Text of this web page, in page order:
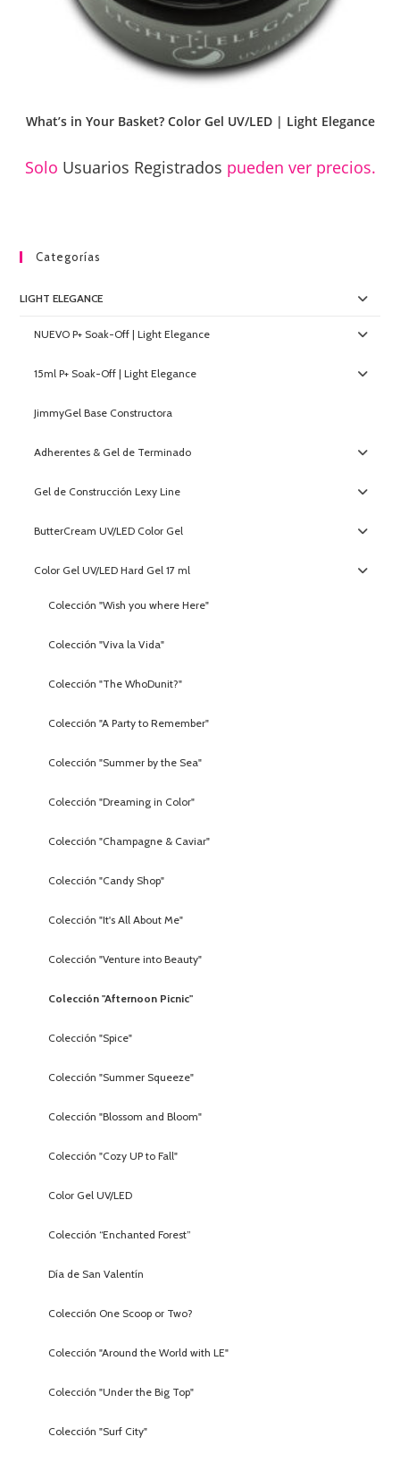
What’s in Your Basket? Color Gel UV/LED | Light Elegance
Solo Usuarios Registrados pueden ver precios.
Categorías
LIGHT ELEGANCE
NUEVO P+ Soak-Off | Light Elegance
15ml P+ Soak-Off | Light Elegance
JimmyGel Base Constructora
Adherentes & Gel de Terminado
Gel de Construcción Lexy Line
ButterCream UV/LED Color Gel
Color Gel UV/LED Hard Gel 17 ml
Colección "Wish you where Here"
Colección "Viva la Vida"
Colección "The WhoDunit?"
Colección "A Party to Remember"
Colección "Summer by the Sea"
Colección "Dreaming in Color"
Colección "Champagne & Caviar"
Colección "Candy Shop"
Colección "It's All About Me"
Colección "Venture into Beauty"
Colección "Afternoon Picnic"
Colección "Spice"
Colección "Summer Squeeze"
Colección "Blossom and Bloom"
Colección "Cozy UP to Fall"
Color Gel UV/LED
Colección “Enchanted Forest”
Día de San Valentín
Colección One Scoop or Two?
Colección "Around the World with LE"
Colección "Under the Big Top"
Colección "Surf City"